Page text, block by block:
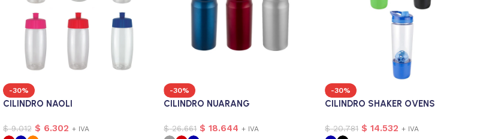
-30%
CILINDRO NAOLI
$9.012 $ 6.302 + IVA
-30%
CILINDRO NUARANG
$26.661 $ 18.644 + IVA
-30%
CILINDRO SHAKER OVENS
$20.781 $ 14.532 + IVA